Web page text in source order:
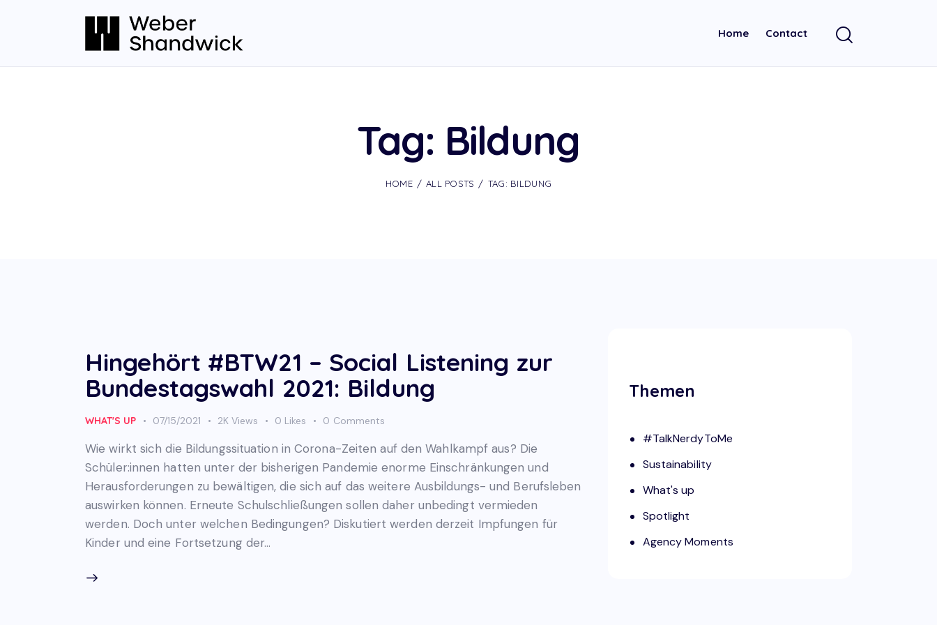
Home Contact
Tag: Bildung
HOME ALL POSTS TAG: BILDUNG
Hingehört #BTW21 – Social Listening zur
Bundestagswahl 2021: Bildung
WHAT'S UP 07/15/2021 2K Views 0 Likes 0 Comments
Wie wirkt sich die Bildungssituation in Corona-Zeiten auf den Wahlkampf aus? Die
Schüler:innen hatten unter der bisherigen Pandemie enorme Einschränkungen und
Herausforderungen zu bewältigen, die sich auf das weitere Ausbildungs- und Berufsleben
auswirken können. Erneute Schulschließungen sollen daher unbedingt vermieden
werden. Doch unter welchen Bedingungen? Diskutiert werden derzeit Impfungen für
Kinder und eine Fortsetzung der…
Themen
#TalkNerdyToMe
Sustainability
What's up
Spotlight
Agency Moments